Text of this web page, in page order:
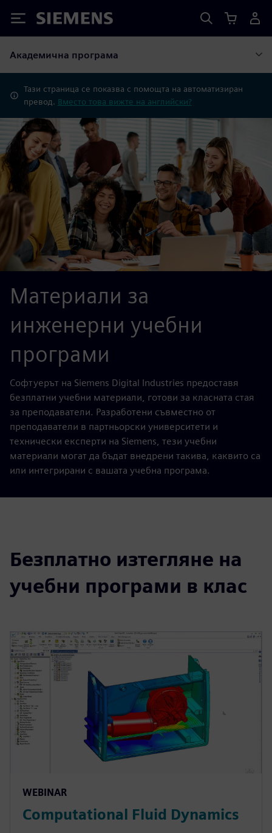
Siemens
Академична програма
Тази страница се показва с помощта на автоматизиран
превод. Вместо това вижте на английски?
Материали за
инженерни учебни
програми
Софтуерът на Siemens Digital Industries предоставя
безплатни учебни материали, готови за класната стая
за преподаватели. Разработени съвместно от
преподаватели в партньорски университети и
технически експерти на Siemens, тези учебни
материали могат да бъдат внедрени такива, каквито са
или интегрирани с вашата учебна програма.
Безплатно изтегляне на
учебни програми в клас
WEBINAR
Computational Fluid Dynamics